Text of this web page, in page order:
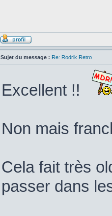
Sujet du message : Re: Rodrik Retro
Excellent !!
Non mais
Cela fait très
passer dans